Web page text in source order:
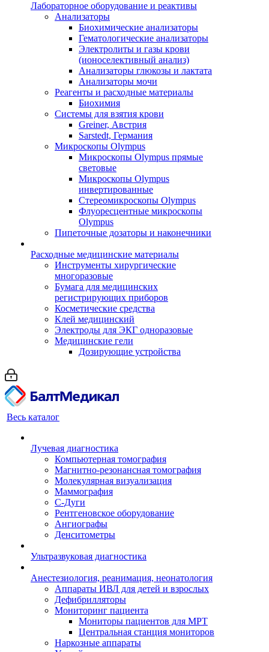
Лабораторное оборудование и реактивы
Анализаторы
Биохимические анализаторы
Гематологические анализаторы
Электролиты и газы крови
(ионоселективный анализ)
Анализаторы глюкозы и лактата
Анализаторы мочи
Реагенты и расходные материалы
Биохимия
Системы для взятия крови
Greiner, Австрия
Sarstedt, Германия
Микроскопы Olympus
Микроскопы Olympus прямые
световые
Микроскопы Olympus
инвертированные
Стереомикроскопы Olympus
Флуоресцентные микроскопы
Olympus
Пипеточные дозаторы и наконечники
Расходные медицинские материалы
Инструменты хирургические
многоразовые
Бумага для медицинских
регистрирующих приборов
Косметические средства
Клей медицинский
Электроды для ЭКГ одноразовые
Медицинские гели
Дозирующие устройства
Весь каталог
Лучевая диагностика
Компьютерная томография
Магнитно-резонансная томография
Молекулярная визуализация
Маммография
С-Дуги
Рентгеновское оборудование
Ангиографы
Денситометры
Ультразвуковая диагностика
Анестезиология, реанимация, неонатология
Аппараты ИВЛ для детей и взрослых
Дефибрилляторы
Мониторинг пациента
Мониторы пациентов для МРТ
Центральная станция мониторов
Наркозные аппараты